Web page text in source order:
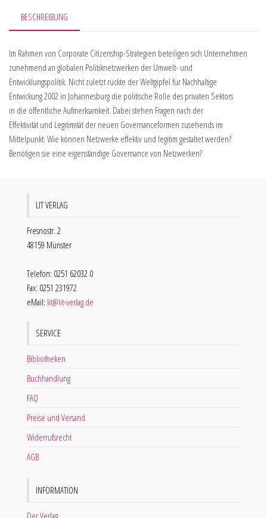
BESCHREIBUNG
Im Rahmen von Corporate Citizenship-Strategien beteiligen sich Unternehmen
zunehmend an globalen Politiknetzwerken der Umwelt- und
Entwicklungspolitik. Nicht zuletzt rückte der Weltgipfel für Nachhaltige
Entwickung 2002 in Johannesburg die politische Rolle des privaten Sektors
in die öffentliche Aufmerksamkeit. Dabei stehen Fragen nach der
Effektivität und Legitimität der neuen Governanceformen zusehends im
Mittelpunkt: Wie können Netzwerke effektiv und legitim gestaltet werden?
Benötigen sie eine eigenständige Governance von Netzwerken?
LIT VERLAG
Fresnostr. 2
48159 Münster
Telefon: 0251 62032 0
Fax: 0251 231972
eMail: lit@lit-verlag.de
SERVICE
Bibliotheken
Buchhandlung
FAQ
Preise und Versand
Widerrufsrecht
AGB
INFORMATION
Der Verlag